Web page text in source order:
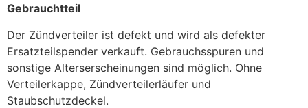
Gebrauchtteil
Der Zündverteiler ist defekt und wird als defekter
Ersatzteilspender verkauft. Gebrauchsspuren und
sonstige Alterserscheinungen sind möglich. Ohne
Verteilerkappe, Zündverteilerläufer und
Staubschutzdeckel.